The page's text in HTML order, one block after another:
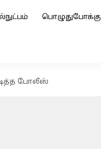
பொழுதுபோக்கு
போலீஸ்